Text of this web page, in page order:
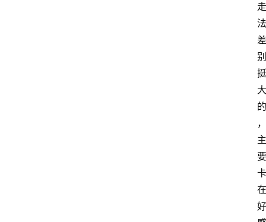
走
法
差
别
挺
大
的
，
主
要
卡
在
好